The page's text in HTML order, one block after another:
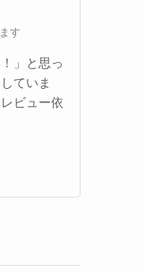
す
」と思っ
ていま
ビュー依